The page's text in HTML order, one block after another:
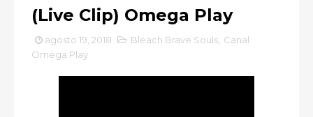
(Live Clip) Omega Play
agosto 19, 2018 Bleach Brave Souls Canal
Omega Play